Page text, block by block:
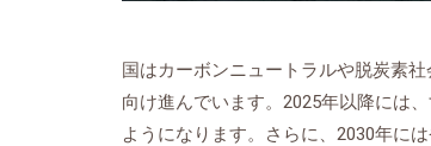
国はカーボンニュートラルや脱炭素
向け進んでいます。2025年以降には
ようになります。さらに、2030年に